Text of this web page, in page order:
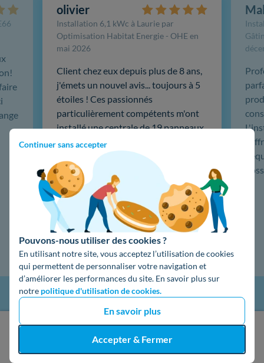
Continuer sans accepter
Pouvons-nous utiliser des cookies ?
En utilisant notre site, vous acceptez l’utilisation de cookies
qui permettent de personnaliser votre navigation et
d’améliorer les performances du site. En savoir plus sur
notre politique d'utilisation de cookies.
En savoir plus
Accepter & Fermer
J'obtiens un devis gratuit
olivier
Installation 6,1 kWc à Laurie par
Optimisation Habitat Energie - OHE en
mai 2026
Client chez eux depuis plus de 8 ans,
j'émets un nouvel avis... toujours à 5
étoiles ! Ces passionnés
particulièrement compétents m'ont
installé une centrale de 19 panneaux
solaires, puis une sauvegarde
batterie 5kw Emphase, du très haut
de gamme. …
Lire la suite